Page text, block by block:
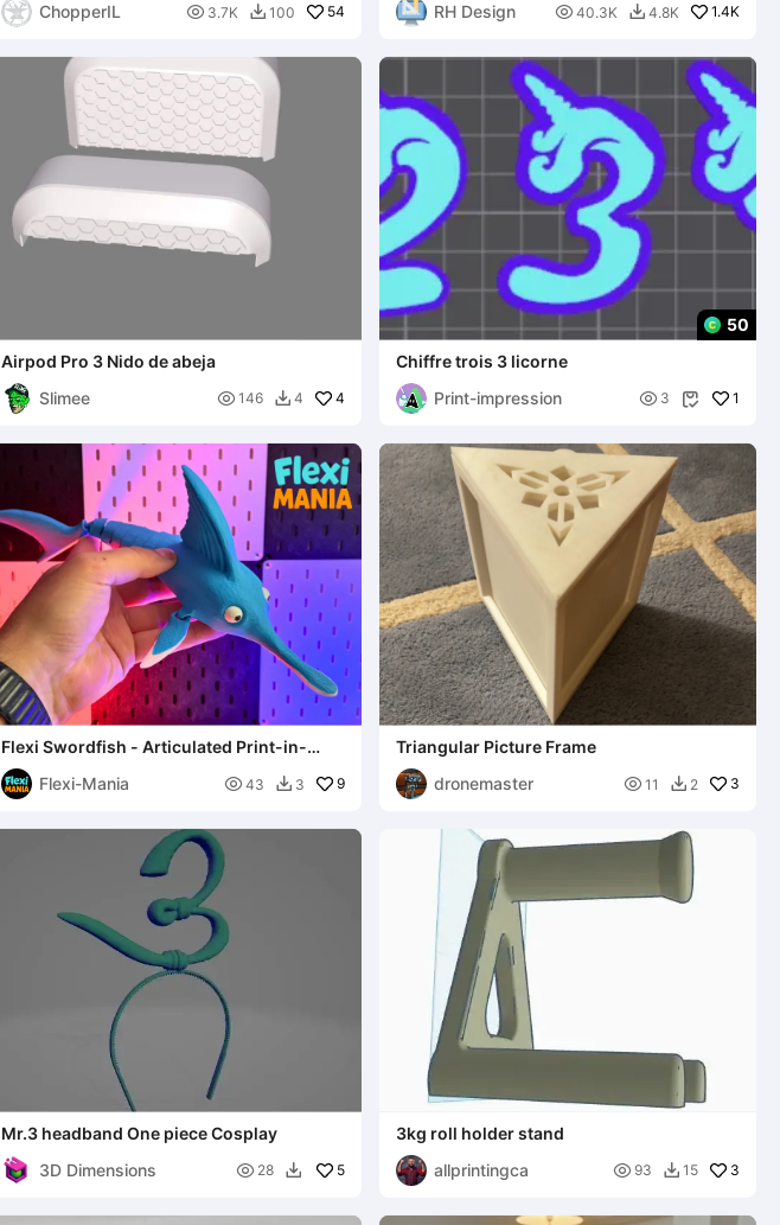
ChopperIL
 3.7K  100 54
RH Design
 40.3K  4.8K 1.4K
Airpod Pro 3 Nido de abeja
Slimee
 146  4 4
50
Chiffre trois 3 licorne
Print-impression
 3  1
Flexi Swordfish - Articulated Print-in-
Place Swordfish – No
Flexi-Mania
 43  3 9
Triangular Picture Frame
dronemaster
 11  2 3
Mr.3 headband One piece Cosplay
3D Dimensions
 28  5
3kg roll holder stand
allprintingca
 93  15 3